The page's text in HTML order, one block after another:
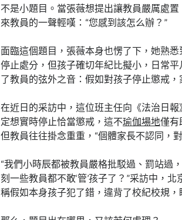
不是小題目。當張薇想提出讓教員嚴厲處
來教員的一聲輕嘆：“您感到該怎么辦？”
面臨這個題目，張薇本身也愣了下，她熟
停止處分，但孩子確切年紀比擬小，日常
了教員的弦外之音：假如對孩子停止懲戒
在近日的采訪中，這位班主任向《法治日
定想實時停止恰當懲戒，這不瑜伽場地僅有
但教員往往掛念重重，“個體家長不認同，
“我們小時辰都被教員嚴格批駁過、罰站過
刻一些教員都不敢‘管’孩子了？”采訪中，
稱假如本身孩子犯了錯，違背了校紀校規